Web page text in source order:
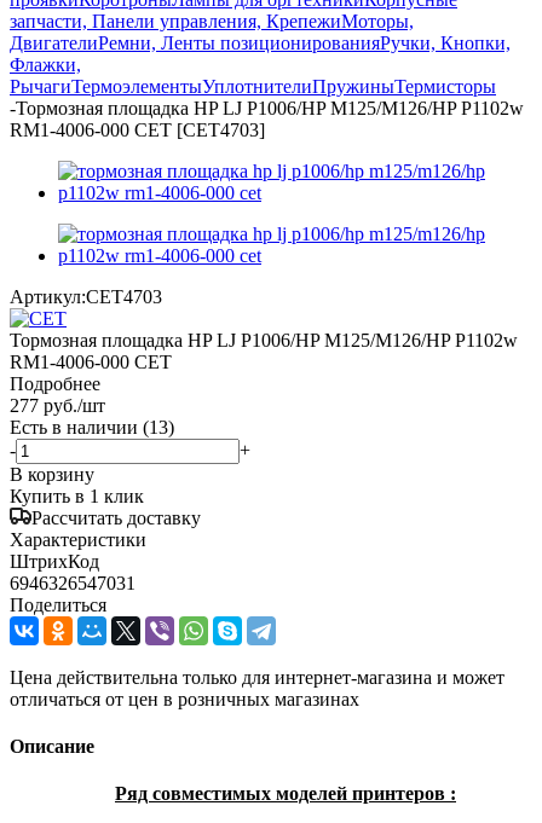
запчасти, Панели управления, КрепежиМоторы,
ДвигателиРемни, Ленты позиционированияРучки, Кнопки,
Флажки,
РычагиТермоэлементыУплотнителиПружиныТермисторы
-Тормозная площадка HP LJ P1006/HP M125/M126/HP P1102w
RM1-4006-000 CET [CET4703]
Артикул:CET4703
Тормозная площадка HP LJ P1006/HP M125/M126/HP P1102w
RM1-4006-000 CET
Подробнее
277 руб./шт
Есть в наличии (13)
-
+
В корзину
Купить в 1 клик
Рассчитать доставку
Характеристики
ШтрихКод
6946326547031
Поделиться
Цена действительна только для интернет-магазина и может
отличаться от цен в розничных магазинах
Описание
Ряд совместимых моделей принтеров :